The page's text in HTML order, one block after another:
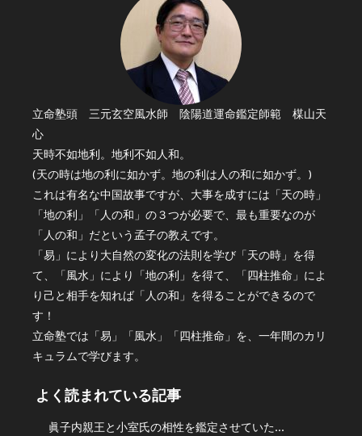
立命塾頭 三元玄空風水師 陰陽道運命鑑定師範 楳山天
心
天時不如地利。地利不如人和。
(天の時は地の利に如かず。地の利は人の和に如かず。)
これは有名な中国故事ですが、大事を成すには「天の時」
「地の利」「人の和」の３つが必要で、最も重要なのが
「人の和」だという孟子の教えです。
「易」により大自然の変化の法則を学び「天の時」を得
て、「風水」により「地の利」を得て、「四柱推命」によ
り己と相手を知れば「人の和」を得ることができるので
す！
立命塾では「易」「風水」「四柱推命」を、一年間のカリ
キュラムで学びます。
よく読まれている記事
眞子内親王と小室氏の相性を鑑定させていた...